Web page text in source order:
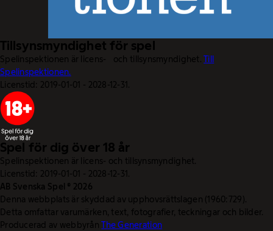
Tillsynsmyndighet för spel
Spelinspektionen är licens- och tillsynsmyndighet.Till
Spelinspektionen.
Licenstid: 2019-01-01 - 2028-12-31.
Spel för dig över 18 år
Spelinspektionen är licens- och tillsynsmyndighet.
Licenstid: 2019-01-01 - 2028-12-31.
AB Svenska Spel © 2026
Denna webbplats är skyddad av upphovsrättslagen (1960:729).
Detta omfattar varumärken, text, fotografier, teckningar och bilder.
Producerad av webbyrånThe Generation